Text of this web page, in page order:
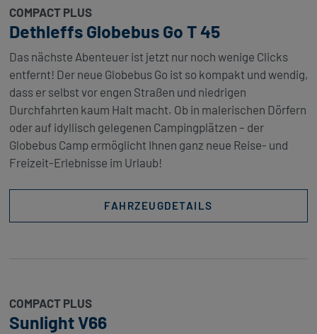
COMPACT PLUS
Dethleffs Globebus Go T 45
Das nächste Abenteuer ist jetzt nur noch wenige Clicks
entfernt! Der neue Globebus Go ist so kompakt und wendig,
dass er selbst vor engen Straßen und niedrigen
Durchfahrten kaum Halt macht. Ob in malerischen Dörfern
oder auf idyllisch gelegenen Campingplätzen – der
Globebus Camp ermöglicht Ihnen ganz neue Reise- und
Freizeit-Erlebnisse im Urlaub!
FAHRZEUGDETAILS
COMPACT PLUS
Sunlight V66